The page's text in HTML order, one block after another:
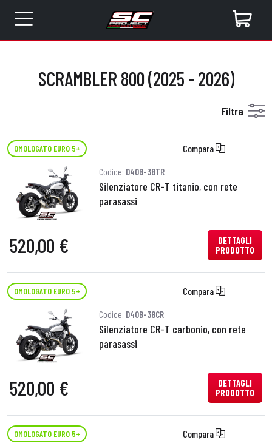
SCRAMBLER 800 (2025 - 2026)
Filtra
OMOLOGATO EURO 5+ Compara
Codice: D40B-38TR
Silenziatore CR-T titanio, con rete
parasassi
520,00 €
DETTAGLI
PRODOTTO
OMOLOGATO EURO 5+ Compara
Codice: D40B-38CR
Silenziatore CR-T carbonio, con rete
parasassi
520,00 €
DETTAGLI
PRODOTTO
OMOLOGATO EURO 5+ Compara